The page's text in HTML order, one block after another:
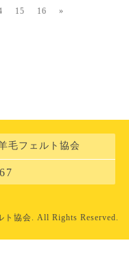
15 16 »
毛フェルト協会
ト協会. All Rights Reserved.